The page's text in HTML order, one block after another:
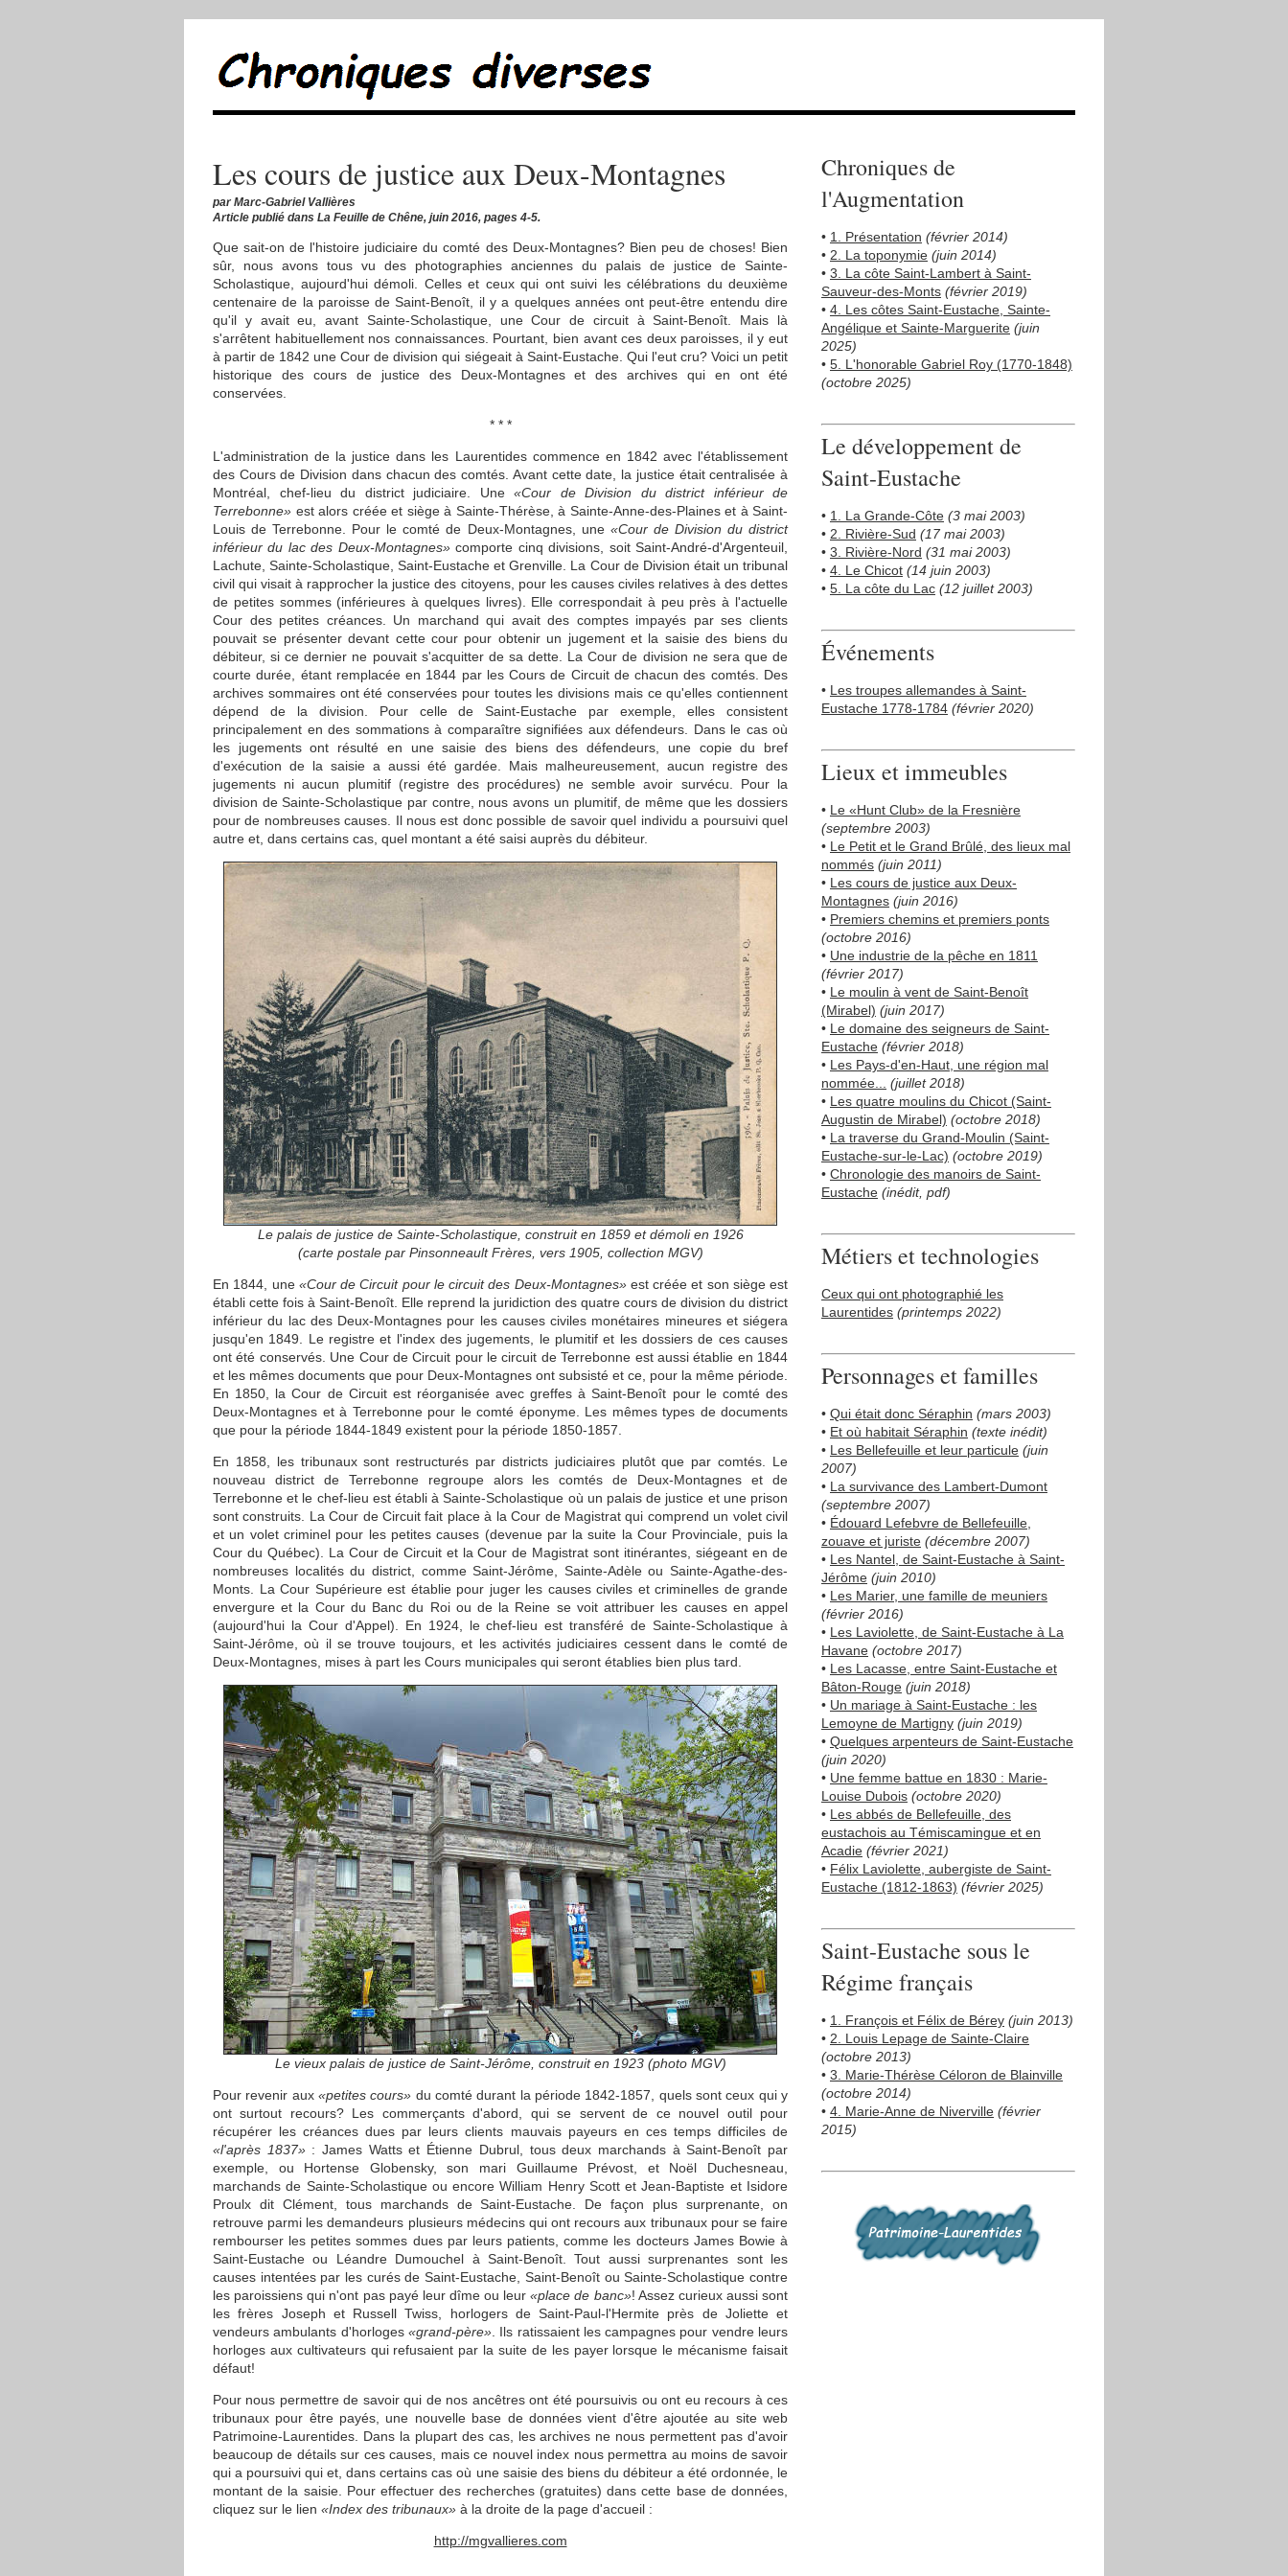
Les cours de justice aux Deux-Montagnes
par Marc-Gabriel Vallières
Article publié dans La Feuille de Chêne, juin 2016, pages 4-5.
Que sait-on de l'histoire judiciaire du comté des Deux-Montagnes? Bien peu de choses! Bien
sûr, nous avons tous vu des photographies anciennes du palais de justice de Sainte-
Scholastique, aujourd'hui démoli. Celles et ceux qui ont suivi les célébrations du deuxième
centenaire de la paroisse de Saint-Benoît, il y a quelques années ont peut-être entendu dire
qu'il y avait eu, avant Sainte-Scholastique, une Cour de circuit à Saint-Benoît. Mais là
s'arrêtent habituellement nos connaissances. Pourtant, bien avant ces deux paroisses, il y eut
à partir de 1842 une Cour de division qui siégeait à Saint-Eustache. Qui l'eut cru? Voici un petit
historique des cours de justice des Deux-Montagnes et des archives qui en ont été
conservées.
* * *
L'administration de la justice dans les Laurentides commence en 1842 avec l'établissement
des Cours de Division dans chacun des comtés. Avant cette date, la justice était centralisée à
Montréal, chef-lieu du district judiciaire. Une «Cour de Division du district inférieur de
Terrebonne» est alors créée et siège à Sainte-Thérèse, à Sainte-Anne-des-Plaines et à Saint-
Louis de Terrebonne. Pour le comté de Deux-Montagnes, une «Cour de Division du district
inférieur du lac des Deux-Montagnes»comporte cinq divisions, soit Saint-André-d'Argenteuil,
Lachute, Sainte-Scholastique, Saint-Eustache et Grenville. La Cour de Division était un tribunal
civil qui visait à rapprocher la justice des citoyens, pour les causes civiles relatives à des dettes
de petites sommes (inférieures à quelques livres). Elle correspondait à peu près à l'actuelle
Cour des petites créances. Un marchand qui avait des comptes impayés par ses clients
pouvait se présenter devant cette cour pour obtenir un jugement et la saisie des biens du
débiteur, si ce dernier ne pouvait s'acquitter de sa dette. La Cour de division ne sera que de
courte durée, étant remplacée en 1844 par les Cours de Circuit de chacun des comtés. Des
archives sommaires ont été conservées pour toutes les divisions mais ce qu'elles contiennent
dépend de la division. Pour celle de Saint-Eustache par exemple, elles consistent
principalement en des sommations à comparaître signifiées aux défendeurs. Dans le cas où
les jugements ont résulté en une saisie des biens des défendeurs, une copie du bref
d'exécution de la saisie a aussi été gardée. Mais malheureusement, aucun registre des
jugements ni aucun plumitif (registre des procédures) ne semble avoir survécu. Pour la
division de Sainte-Scholastique par contre, nous avons un plumitif, de même que les dossiers
pour de nombreuses causes. Il nous est donc possible de savoir quel individu a poursuivi quel
autre et, dans certains cas, quel montant a été saisi auprès du débiteur.
Le palais de justice de Sainte-Scholastique, construit en 1859 et démoli en 1926
(carte postale par Pinsonneault Frères, vers 1905, collection MGV)
En 1844, une «Cour de Circuit pour le circuit des Deux-Montagnes»est créée et son siège est
établi cette fois à Saint-Benoît. Elle reprend la juridiction des quatre cours de division du district
inférieur du lac des Deux-Montagnes pour les causes civiles monétaires mineures et siégera
jusqu'en 1849. Le registre et l'index des jugements, le plumitif et les dossiers de ces causes
ont été conservés. Une Cour de Circuit pour le circuit de Terrebonne est aussi établie en 1844
et les mêmes documents que pour Deux-Montagnes ont subsisté et ce, pour la même période.
En 1850, la Cour de Circuit est réorganisée avec greffes à Saint-Benoît pour le comté des
Deux-Montagnes et à Terrebonne pour le comté éponyme. Les mêmes types de documents
que pour la période 1844-1849 existent pour la période 1850-1857.
En 1858, les tribunaux sont restructurés par districts judiciaires plutôt que par comtés. Le
nouveau district de Terrebonne regroupe alors les comtés de Deux-Montagnes et de
Terrebonne et le chef-lieu est établi à Sainte-Scholastique où un palais de justice et une prison
sont construits. La Cour de Circuit fait place à la Cour de Magistrat qui comprend un volet civil
et un volet criminel pour les petites causes (devenue par la suite la Cour Provinciale, puis la
Cour du Québec). La Cour de Circuit et la Cour de Magistrat sont itinérantes, siégeant en de
nombreuses localités du district, comme Saint-Jérôme, Sainte-Adèle ou Sainte-Agathe-des-
Monts. La Cour Supérieure est établie pour juger les causes civiles et criminelles de grande
envergure et la Cour du Banc du Roi ou de la Reine se voit attribuer les causes en appel
(aujourd'hui la Cour d'Appel). En 1924, le chef-lieu est transféré de Sainte-Scholastique à
Saint-Jérôme, où il se trouve toujours, et les activités judiciaires cessent dans le comté de
Deux-Montagnes, mises à part les Cours municipales qui seront établies bien plus tard.
Le vieux palais de justice de Saint-Jérôme, construit en 1923 (photo MGV)
Pour revenir aux «petites cours» du comté durant la période 1842-1857, quels sont ceux qui y
ont surtout recours? Les commerçants d'abord, qui se servent de ce nouvel outil pour
récupérer les créances dues par leurs clients mauvais payeurs en ces temps difficiles de
«l'après 1837»: James Watts et Étienne Dubrul, tous deux marchands à Saint-Benoît par
exemple, ou Hortense Globensky, son mari Guillaume Prévost, et Noël Duchesneau,
marchands de Sainte-Scholastique ou encore William Henry Scott et Jean-Baptiste et Isidore
Proulx dit Clément, tous marchands de Saint-Eustache. De façon plus surprenante, on
retrouve parmi les demandeurs plusieurs médecins qui ont recours aux tribunaux pour se faire
rembourser les petites sommes dues par leurs patients, comme les docteurs James Bowie à
Saint-Eustache ou Léandre Dumouchel à Saint-Benoît. Tout aussi surprenantes sont les
causes intentées par les curés de Saint-Eustache, Saint-Benoît ou Sainte-Scholastique contre
les paroissiens qui n'ont pas payé leur dîme ou leur«place de banc»! Assez curieux aussi sont
les frères Joseph et Russell Twiss, horlogers de Saint-Paul-l'Hermite près de Joliette et
vendeurs ambulants d'horloges «grand-père». Ils ratissaient les campagnes pour vendre leurs
horloges aux cultivateurs qui refusaient par la suite de les payer lorsque le mécanisme faisait
défaut!
Pour nous permettre de savoir qui de nos ancêtres ont été poursuivis ou ont eu recours à ces
tribunaux pour être payés, une nouvelle base de données vient d'être ajoutée au site web
Patrimoine-Laurentides. Dans la plupart des cas, les archives ne nous permettent pas d'avoir
beaucoup de détails sur ces causes, mais ce nouvel index nous permettra au moins de savoir
qui a poursuivi qui et, dans certains cas où une saisie des biens du débiteur a été ordonnée, le
montant de la saisie. Pour effectuer des recherches (gratuites) dans cette base de données,
cliquez sur le lien «Index des tribunaux» à la droite de la page d'accueil :
http://mgvallieres.com
Chroniques de
l'Augmentation
• 1. Présentation (février 2014)
• 2. La toponymie (juin 2014)
• 3. La côte Saint-Lambert à Saint-
Sauveur-des-Monts (février 2019)
• 4. Les côtes Saint-Eustache, Sainte-
Angélique et Sainte-Marguerite (juin
2025)
• 5. L'honorable Gabriel Roy (1770-1848)
(octobre 2025)
Le développement de
Saint-Eustache
• 1. La Grande-Côte (3 mai 2003)
• 2. Rivière-Sud (17 mai 2003)
• 3. Rivière-Nord (31 mai 2003)
• 4. Le Chicot (14 juin 2003)
• 5. La côte du Lac (12 juillet 2003)
Événements
• Les troupes allemandes à Saint-
Eustache 1778-1784 (février 2020)
Lieux et immeubles
• Le «Hunt Club» de la Fresnière
(septembre 2003)
• Le Petit et le Grand Brûlé, des lieux mal
nommés (juin 2011)
• Les cours de justice aux Deux-
Montagnes (juin 2016)
• Premiers chemins et premiers ponts
(octobre 2016)
• Une industrie de la pêche en 1811
(février 2017)
• Le moulin à vent de Saint-Benoît
(Mirabel) (juin 2017)
• Le domaine des seigneurs de Saint-
Eustache (février 2018)
• Les Pays-d'en-Haut, une région mal
nommée...
(juillet 2018)
• Les quatre moulins du Chicot (Saint-
Augustin de Mirabel) (octobre 2018)
• La traverse du Grand-Moulin (Saint-
Eustache-sur-le-Lac) (octobre 2019)
• Chronologie des manoirs de Saint-
Eustache (inédit, pdf)
Métiers et technologies
Ceux qui ont photographié les
Laurentides (printemps 2022)
Personnages et familles
• Qui était donc Séraphin (mars 2003)
• Et où habitait Séraphin (texte inédit)
• Les Bellefeuille et leur particule (juin
2007)
• La survivance des Lambert-Dumont
(septembre 2007)
• Édouard Lefebvre de Bellefeuille,
zouave et juriste (décembre 2007)
• Les Nantel, de Saint-Eustache à Saint-
Jérôme (juin 2010)
• Les Marier, une famille de meuniers
(février 2016)
• Les Laviolette, de Saint-Eustache à La
Havane (octobre 2017)
• Les Lacasse, entre Saint-Eustache et
Bâton-Rouge (juin 2018)
• Un mariage à Saint-Eustache : les
Lemoyne de Martigny (juin 2019)
• Quelques arpenteurs de Saint-Eustache
(juin 2020)
• Une femme battue en 1830 : Marie-
Louise Dubois (octobre 2020)
• Les abbés de Bellefeuille, des
eustachois au Témiscamingue et en
Acadie (février 2021)
• Félix Laviolette, aubergiste de Saint-
Eustache (1812-1863) (février 2025)
Saint-Eustache sous le
Régime français
• 1. François et Félix de Bérey (juin 2013)
• 2. Louis Lepage de Sainte-Claire
(octobre 2013)
• 3. Marie-Thérèse Céloron de Blainville
(octobre 2014)
• 4. Marie-Anne de Niverville (février
2015)